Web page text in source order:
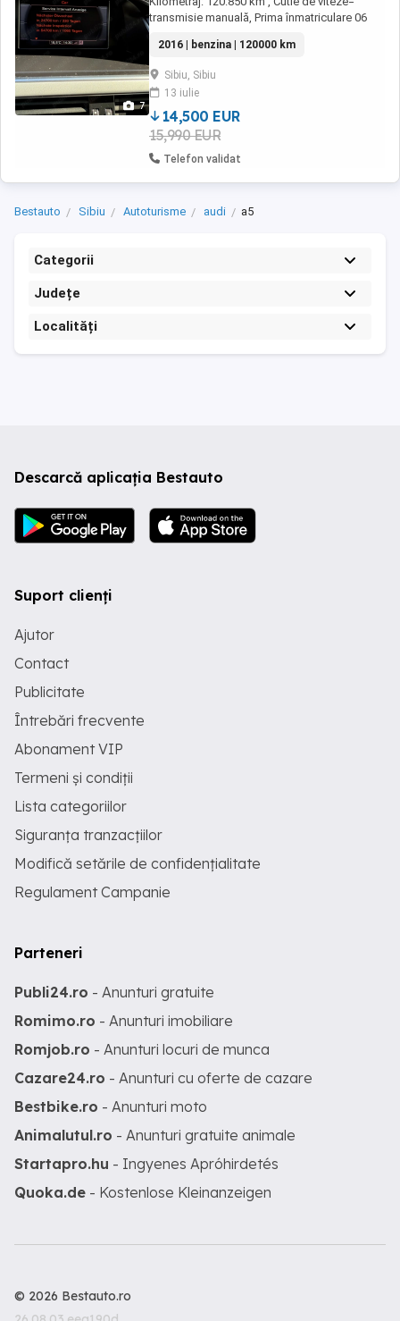
7
transmisie manuală, Prima înmatriculare 06
kW (177 CP) , Vânzător= persoană fizică, ITP=
01.2028, Cilindree=1798 cmc, Greutatea= 1565
Kg, Euro=6, Combustibil = benzina, Consum =
6.7l 100( combinat). Emisii CO2= ...
2016 | benzina | 120000 km
Sibiu, Sibiu
13 iulie
14,500 EUR
15,990 EUR
Telefon validat
Bestauto Sibiu Autoturisme audi a5
Categorii
Județe
Localități
Descarcă aplicația Bestauto
Suport clienți
Ajutor
Contact
Publicitate
Întrebări frecvente
Abonament VIP
Termeni și condiții
Lista categoriilor
Siguranța tranzacțiilor
Modifică setările de confidențialitate
Regulament Campanie
Parteneri
Publi24.ro - Anunturi gratuite
Romimo.ro - Anunturi imobiliare
Romjob.ro - Anunturi locuri de munca
Cazare24.ro - Anunturi cu oferte de cazare
Bestbike.ro - Anunturi moto
Animalutul.ro - Anunturi gratuite animale
Startapro.hu - Ingyenes Apróhirdetés
Quoka.de - Kostenlose Kleinanzeigen
© 2026 Bestauto.ro